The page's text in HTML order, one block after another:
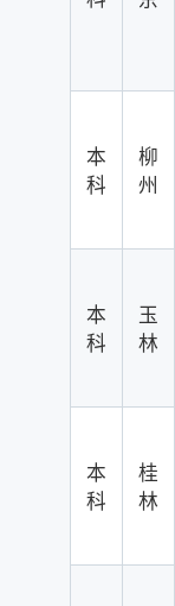
本
科
柳
州
本
科
玉
林
本
科
桂
林